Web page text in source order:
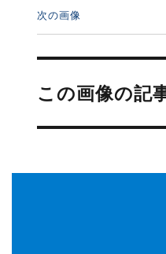
次の画像
投
ナ
ビ
ー
この画像の記